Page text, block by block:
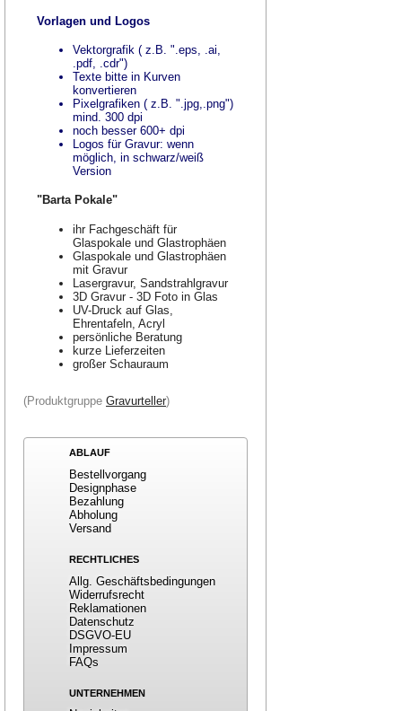
Vorlagen und Logos
Vektorgrafik ( z.B. ".eps, .ai,
.pdf, .cdr")
Texte bitte in Kurven
konvertieren
Pixelgrafiken ( z.B. ".jpg,.png")
mind. 300 dpi
noch besser 600+ dpi
Logos für Gravur: wenn
möglich, in schwarz/weiß
Version
"Barta Pokale"
ihr Fachgeschäft für
Glaspokale und Glastrophäen
Glaspokale und Glastrophäen
mit Gravur
Lasergravur, Sandstrahlgravur
3D Gravur - 3D Foto in Glas
UV-Druck auf Glas,
Ehrentafeln, Acryl
persönliche Beratung
kurze Lieferzeiten
großer Schauraum
(Produktgruppe Gravurteller)
ABLAUF
Bestellvorgang
Designphase
Bezahlung
Abholung
Versand
RECHTLICHES
Allg. Geschäftsbedingungen
Widerrufsrecht
Reklamationen
Datenschutz
DSGVO-EU
Impressum
FAQs
UNTERNEHMEN